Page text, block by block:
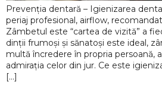
Prevenția dentară – Igienizarea
periaj profesional, airflow,
Zâmbetul este “cartea de vizită” a
dinții frumoși și sănatoși este ideal,
multă încredere în propria persoană,
admirația celor din jur. Ce este
[…]